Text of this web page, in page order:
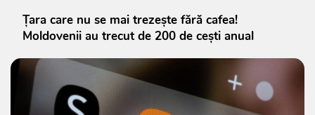
Țara care nu se mai trezește fără cafea!
Moldovenii au trecut de 200 de cești anual